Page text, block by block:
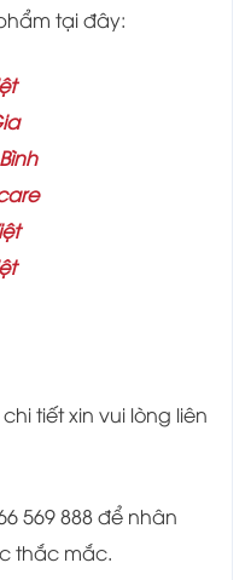
tại đây:
tiết xin vui lòng liên
569 888 để nhân
thắc mắc.